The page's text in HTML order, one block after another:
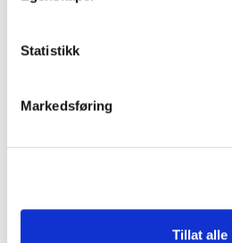
Statistikk
Markedsføring
Tillat alle